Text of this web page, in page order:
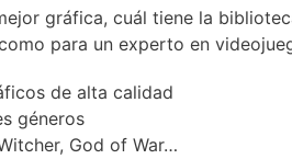
gráfica, cuál tiene la
para un experto en
de alta calidad
géneros
God of War…